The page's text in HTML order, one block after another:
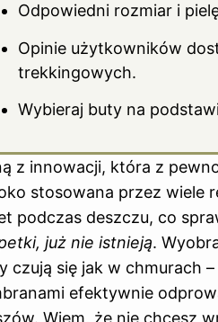
Odpowiedni rozmiar i
Opinie użytkowników
trekkingowych.
Wybieraj buty na
z innowacji, która z
stosowana przez wiele
podczas deszczu, co
już nie istnieją.
czują się jak w chmurach
efektywnie